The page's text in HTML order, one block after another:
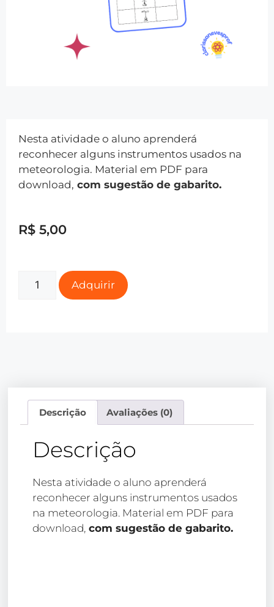
Nesta atividade o aluno aprenderá
reconhecer alguns instrumentos usados na
meteorologia. Material em PDF para
download, com sugestão de gabarito.
R$ 5,00
Adquirir
Descrição Avaliações (0)
Descrição
Nesta atividade o aluno aprenderá
reconhecer alguns instrumentos usados
na meteorologia. Material em PDF para
download, com sugestão de gabarito.